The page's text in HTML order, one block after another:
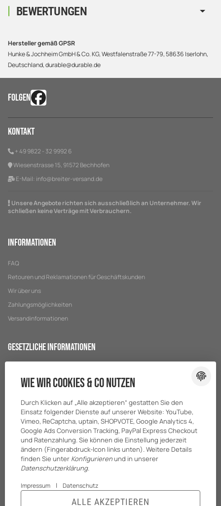
BEWERTUNGEN
Hersteller gemäß GPSR
Hunke & Jochheim GmbH & Co. KG, Westfalenstraße 77-79, 58636 Iserlohn,
Deutschland, durable@durable.de
FOLGEN
Kontakt
+ 49 9822 - 32 9992 6
Wiesenstrasse 15, 91572 Bechhofen
E-Mail: info@breiter-versand.de
Unsere Angebote richten sich ausschließlich an Unternehmer. Wir
schließen keine Verträge mit Verbrauchern.
Informationen
FAQ
Retouren und Reklamationen für Geschäftskunden
Wir über uns
Zahlungsmöglichkeiten
Versandinformationen
Gesetzliche Informationen
Impressum
Batteriegesetzhinweise
Wie wir Cookies & Co nutzen
Durch Klicken auf „Alle akzeptieren“ gestatten Sie den
Einsatz folgender Dienste auf unserer Website: YouTube,
Vimeo, ReCaptcha, uptain, SHOPVOTE, Google Analytics 4,
Google Ads Conversion Tracking, PayPal Express Checkout
und Ratenzahlung. Sie können die Einstellung jederzeit
ändern (Fingerabdruck-Icon links unten). Weitere Details
finden Sie unter Konfigurierenund in unserer
Datenschutzerklärung.
Impressum | Datenschutz
ALLE AKZEPTIEREN